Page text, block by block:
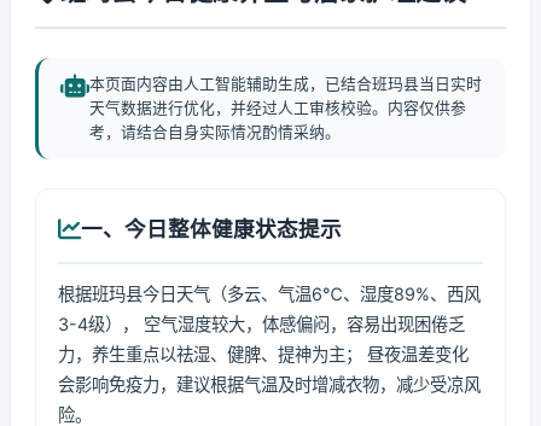
本页面内容由人工智能辅助生成，已结合班玛县当日实时
天气数据进行优化，并经过人工审核校验。内容仅供参
考，请结合自身实际情况酌情采纳。
一、今日整体健康状态提示
根据班玛县今日天气（多云、气温6℃、湿度89%、西风
3-4级）， 空气湿度较大，体感偏闷，容易出现困倦乏
力，养生重点以祛湿、健脾、提神为主； 昼夜温差变化
会影响免疫力，建议根据气温及时增减衣物，减少受凉风
险。